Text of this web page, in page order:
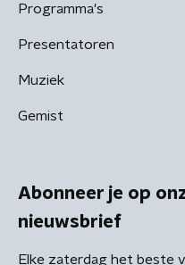
Programma's
Presentatoren
Muziek
Gemist
Abonneer je op
nieuwsbrief
Elke zaterdag het beste